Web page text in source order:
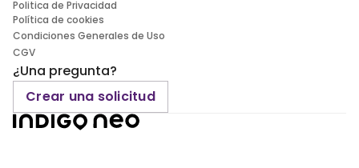
Politica de Privacidad
Política de cookies
Condiciones Generales de Uso
CGV
¿Una pregunta?
Crear una solicitud